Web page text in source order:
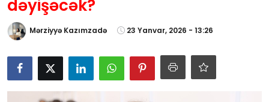
Haqqımızda
Reklam və elan
Biz kimik?
Bütün xəbərlər
dəyişəcək?
Mərziyyə Kazımzadə 23 Yanvar, 2026 - 13:26